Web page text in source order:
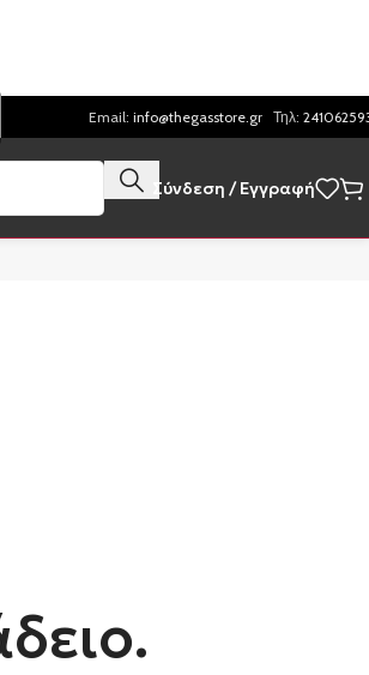
Email: info@thegasstore.gr Τηλ:
Σύνδεση / Εγγραφή